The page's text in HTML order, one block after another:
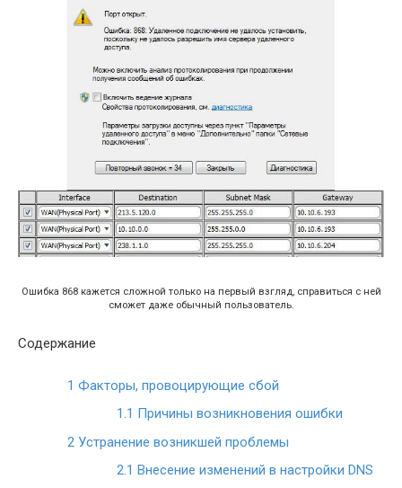
Ошибка 868 кажется сложной только на первый взгляд, справиться с ней
сможет даже обычный пользователь.
Содержание
1 Факторы, провоцирующие сбой
1.1 Причины возникновения ошибки
2 Устранение возникшей проблемы
2.1 Внесение изменений в настройки DNS